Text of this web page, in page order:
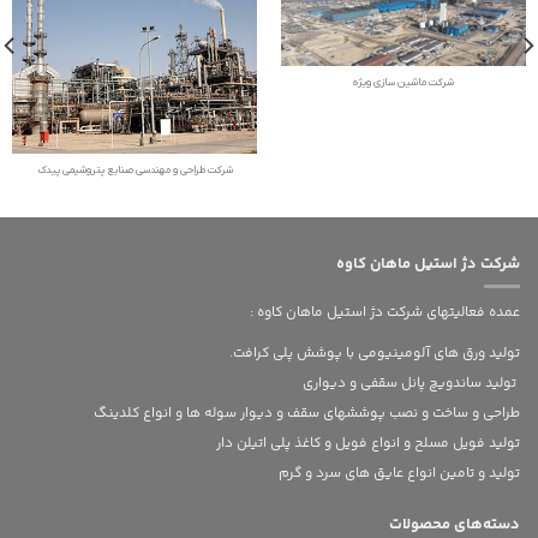
شرکت ماشین سازی ویژه
شرکت طراحی و مهندسی صنایع پتروشیمی پیدک
شرکت دژ استیل ماهان کاوه
عمده فعالیتهای شرکت دژ استیل ماهان کاوه :
تولید ورق های آلومینیومی با پوشش پلی کرافت.
تولید ساندویچ پانل سقفی و دیواری
طراحی و ساخت و نصب پوششهای سقف و دیوار سوله ها و انواع کلدینگ
تولید فویل مسلح و انواع فویل و کاغذ پلی اتیلن دار
تولید و تامین انواع عایق های سرد و گرم
دسته‌های محصولات